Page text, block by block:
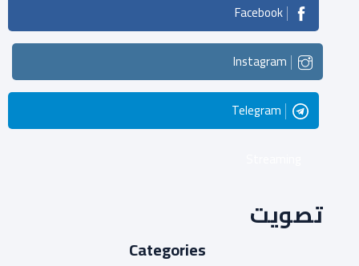
Facebook
Instagram
Telegram
تصويت
Categories